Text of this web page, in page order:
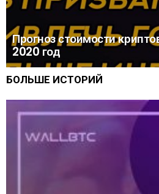
Прогноз стоимости
2020 год
БОЛЬШЕ ИСТОРИЙ